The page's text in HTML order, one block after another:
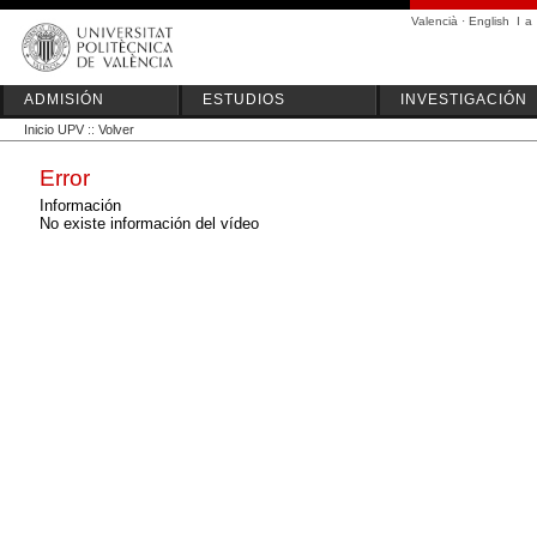
Valencià · English I a
ADMISIÓN ESTUDIOS INVESTIGACIÓN
Inicio UPV :: Volver
Error
Información
No existe información del vídeo